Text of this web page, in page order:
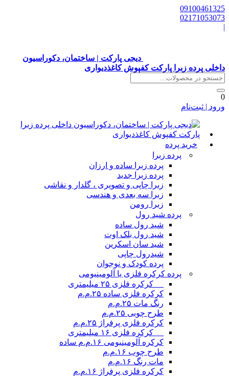
دیجی پارکت | ساختمان، دکوراسیون
پرده زبرا پارکت کفپوش کاغذدیواری
| ثبت‌نام
خرید پرده
پرده زبرا
پرده زبرا ساده و ارزان
پرده زبرا جدید
زبرا چاپی و تصویری ، گلدار و نقاشی
زبرا سه بعدی و هندسی
زبرا رومن
پرده شید رول
شید رول ساده
شید رول بلک اوت
شید سان اسکرین
شیدرول چاپی
پرده کودک و نوجوان
پرده کرکره فلزی یا آلومینیومی
__ کرکره فلزی ۲۵ میلیمتری
کرکره فلزی ساده ۲۵.م.م
رنگ مات ۲۵.م.م
طرح چوبی ۲۵.م.م
کرکره فلزی پرفراژ ۲۵.م.م
__ کرکره فلزی ۱۶ میلیمتری
کرکره آلومینیومی ۱۶.م.م ساده
طرح چوب ۱۶.م.م
مات رنگ ۱۶.م.م
کرکره فلزی پرفراژ ۱۶.م.م